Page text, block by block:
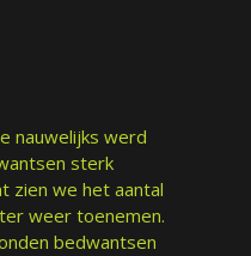
nauwelijks werd
sterk
zien we het aantal
weer toenemen.
bedwantsen